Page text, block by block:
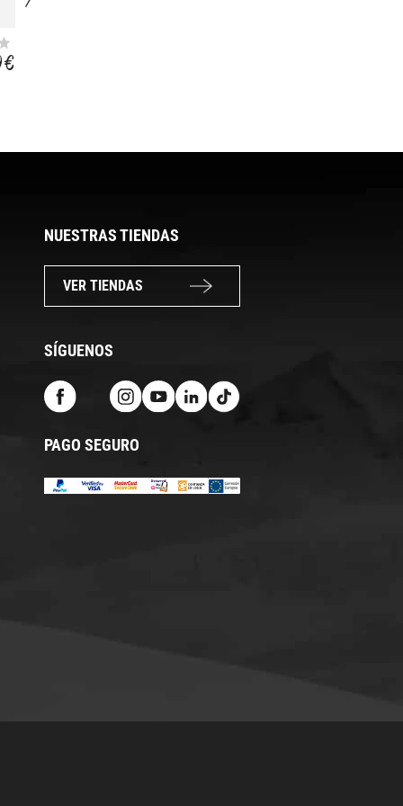
€
NUESTRAS TIENDAS
VER TIENDAS
SÍGUENOS
PAGO SEGURO